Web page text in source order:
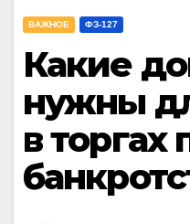
ВАЖНОЕ ФЗ-127
Какие
нужны
в торгах